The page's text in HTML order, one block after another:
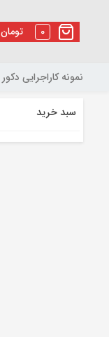
تومان 0
نمونه کاراجرایی دکور
سبد خرید